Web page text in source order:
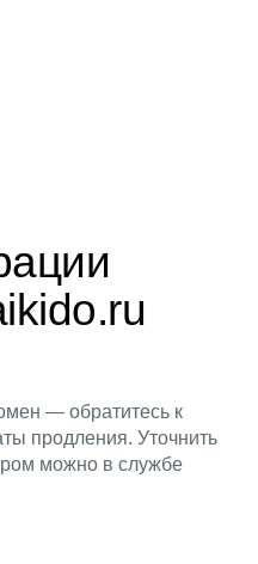
— обратитесь к
продления. Уточнить
можно в службе